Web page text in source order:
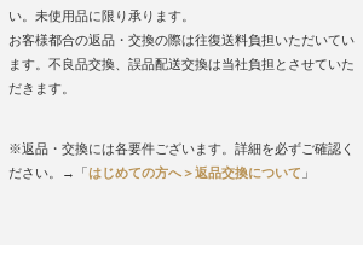
い。未使用品に限り承ります。
お客様都合の返品・交換の際は往復送料負担いただいてい
ます。不良品交換、誤品配送交換は当社負担とさせていた
だきます。
※返品・交換には各要件ございます。詳細を必ずご確認く
ださい。→「はじめての方へ＞返品交換について 」